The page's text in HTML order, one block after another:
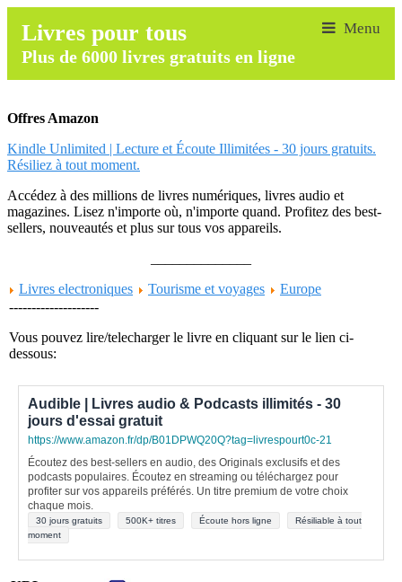
Livres pour tous
Plus de 6000 livres gratuits en ligne
Offres Amazon
Kindle Unlimited | Lecture et Écoute Illimitées - 30 jours gratuits.
Résiliez à tout moment.
Accédez à des millions de livres numériques, livres audio et
magazines. Lisez n'importe où, n'importe quand. Profitez des best-
sellers, nouveautés et plus sur tous vos appareils.
Livres electroniques
Tourisme et voyages
Europe
--------------------
Vous pouvez lire/telecharger le livre en cliquant sur le lien ci-
dessous:
Audible | Livres audio & Podcasts illimités - 30
jours d'essai gratuit
https://www.amazon.fr/dp/B01DPWQ20Q?tag=livrespourt0c-21
Écoutez des best-sellers en audio, des Originals exclusifs et des
podcasts populaires. Écoutez en streaming ou téléchargez pour
profiter sur vos appareils préférés. Un titre premium de votre choix
chaque mois.
30 jours gratuits 500K+ titres Écoute hors ligne
Résiliable à tout
moment